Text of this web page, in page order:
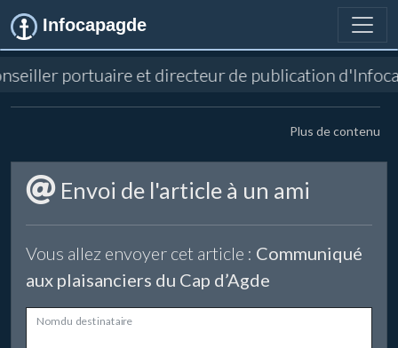
Infocapagde
portuaire et directeur de publication
Plus de contenu
Envoi de l'article à un ami
Vous allez envoyer cet article : Communiqué
aux plaisanciers du Cap d’Agde
Nom du destinataire